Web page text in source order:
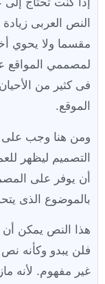
إذا كنت تحتاج
النص العربى
مقسما ولا يحوي
لمصممي المواقع
فى كثير من
الموقع.
ومن هنا وجب
التصميم ليظهر
أن يوفر على
بالموضوع الذى
هذا النص يمكن
فلن يبدو وكأنه
غير مفهوم. لأنه